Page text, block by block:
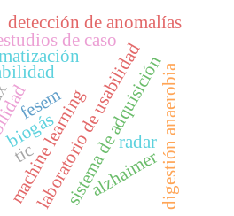
laboratorio de usabilidad
sistema de adquisicióndigestión anaerobia
biogás
detección de anomalías
machine learning
de caso
fesem
alzhaimer
tic radar